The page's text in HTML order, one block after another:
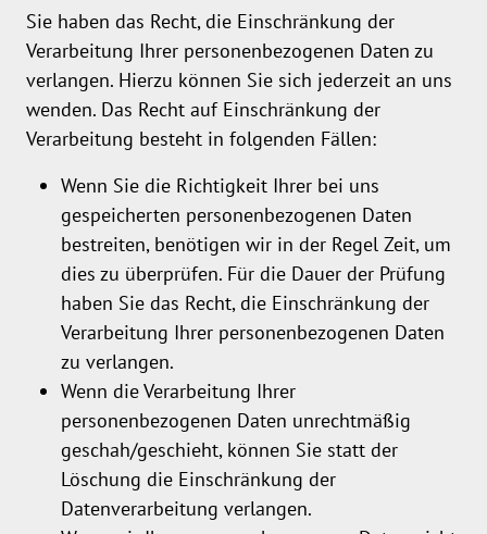
Sie haben das Recht, die Einschränkung der
Verarbeitung Ihrer personenbezogenen Daten zu
verlangen. Hierzu können Sie sich jederzeit an uns
wenden. Das Recht auf Einschränkung der
Verarbeitung besteht in folgenden Fällen:
Wenn Sie die Richtigkeit Ihrer bei uns
gespeicherten personenbezogenen Daten
bestreiten, benötigen wir in der Regel Zeit, um
dies zu überprüfen. Für die Dauer der Prüfung
haben Sie das Recht, die Einschränkung der
Verarbeitung Ihrer personenbezogenen Daten
zu verlangen.
Wenn die Verarbeitung Ihrer
personenbezogenen Daten unrechtmäßig
geschah/geschieht, können Sie statt der
Löschung die Einschränkung der
Datenverarbeitung verlangen.